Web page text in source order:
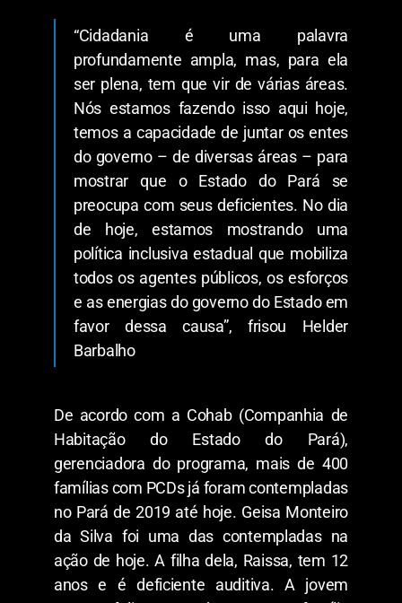
“Cidadania é uma palavra
profundamente ampla, mas, para ela
ser plena, tem que vir de várias áreas.
Nós estamos fazendo isso aqui hoje,
temos a capacidade de juntar os entes
do governo – de diversas áreas – para
mostrar que o Estado do Pará se
preocupa com seus deficientes. No dia
de hoje, estamos mostrando uma
política inclusiva estadual que mobiliza
todos os agentes públicos, os esforços
e as energias do governo do Estado em
favor dessa causa”, frisou Helder
Barbalho
De acordo com a Cohab (Companhia de
Habitação do Estado do Pará),
gerenciadora do programa, mais de 400
famílias com PCDs já foram contempladas
no Pará de 2019 até hoje. Geisa Monteiro
da Silva foi uma das contempladas na
ação de hoje. A filha dela, Raissa, tem 12
anos e é deficiente auditiva. A jovem